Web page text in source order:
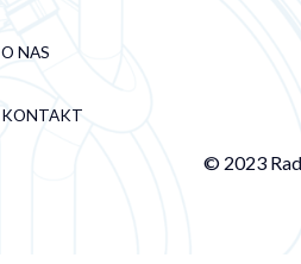
O NAS
KONTAKT
© 2023